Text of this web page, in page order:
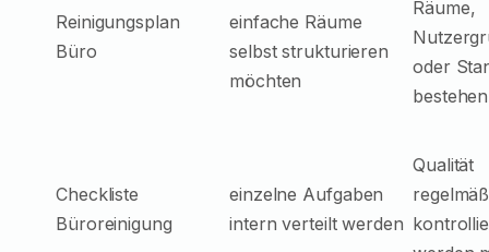
Reinigungsplan
Büro
einfache Räume
selbst strukturieren
möchten
Räume,
oder
bestehen
Checkliste
Büroreinigung
einzelne Aufgaben
intern verteilt werden
Qualität